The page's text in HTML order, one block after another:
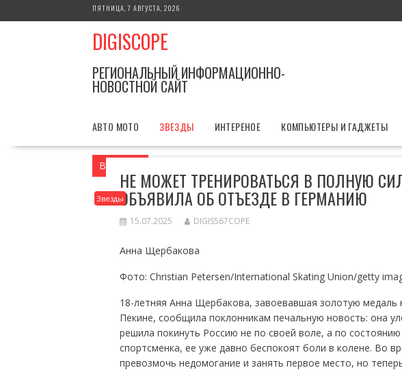
к
ПЯТНИЦА, 7 АВГУСТА, 2026
DIGISCOPE
РЕГИОНАЛЬНЫЙ ИНФОРМАЦИОННО-
НОВОСТНОЙ САЙТ
АВТО МОТО ЗВЕЗДЫ ИНТЕРЕНОЕ КОМПЬЮТЕРЫ И ГАДЖЕТЫ
Вы здесь Не может тренироваться в
Звезды
НЕ МОЖЕТ ТРЕНИРОВАТЬСЯ В ПОЛНУЮ
ОБЪЯВИЛА ОБ ОТЪЕЗДЕ В ГЕРМАНИЮ
15.07.2025 DIGIS567COPE
Анна Щербакова
Фото: Christian Petersen/International Skating Union/getty
18-летняя Анна Щербакова, завоевавшая золотую медаль
Пекине, сообщила поклонникам печальную новость: она
решила покинуть Россию не по своей воле, а по состоянию
спортсменка, ее уже давно беспокоят боли в колене. Во
превозмочь недомогание и занять первое место, но